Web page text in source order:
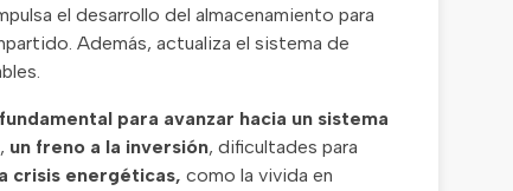
el desarrollo del almacenamiento para
Además, actualiza el sistema de
fundamental para avanzar hacia un sistema
un freno a la inversión, dificultades para
crisis energéticas, como la vivida en